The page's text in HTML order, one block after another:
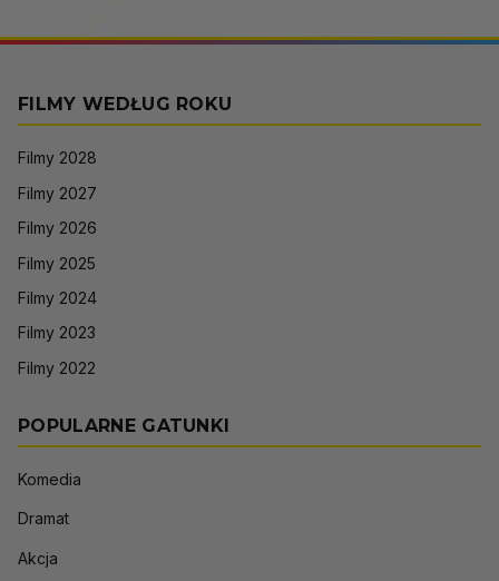
FILMY WEDŁUG ROKU
Filmy 2028
Filmy 2027
Filmy 2026
Filmy 2025
Filmy 2024
Filmy 2023
Filmy 2022
POPULARNE GATUNKI
Komedia
Dramat
Akcja